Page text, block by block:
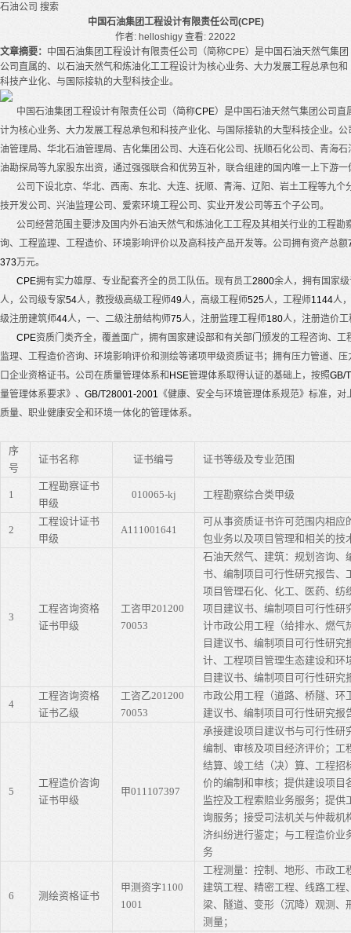
石油公司 搜索
中国石油集团工程设计有限责任公司(CPE)
作者: helloshigy 查看: 22022
文章摘要： 中国石油集团工程设计有限责任公司（简称CPE）是中国石油天然气集团
公司直属的、以石油天然气和炼油化工工程设计为核心业务、大力发展工程总承包和
科技产业化、与国际接轨的大型科技企业。
中国石油集团工程设计有限责任公司（简称CPE）是中国石油天然气集团公司
计为核心业务、大力发展工程总承包和科技产业化、与国际接轨的大型科技企业。
油管理局、华北石油管理局、吉化集团公司、大连石化公司、抚顺石化公司、青海
油勘探局等九家股东出资，通过强强联合和优势互补，联合组建的国内唯一上下游
公司下设北京、华北、西南、东北、大连、抚顺、青海、辽阳、岩土工程等九个
技开发公司、兴油监理公司、爱索环境工程公司、实业开发公司等五个子公司。
公司经营范围主要涉及国内外石油天然气和炼油化工工程及其相关行业的工程勘
询、工程监理、工程造价、环境影响评价以及高科技产品开发等。公司拥有资产总额
373万元。
CPE拥有实力雄厚、专业配套齐全的员工队伍。现有员工2800余人，拥有国家
人，公司级专家54人，教授级高级工程师49人，高级工程师525人，工程师1144人
级注册建筑师44人，一、二级注册结构师75人，注册监理工程师180人，注册造价工
CPE资质门类齐全，覆盖面广，拥有国家建设部和有关部门颁发的工程咨询、
监理、工程造价咨询、环境影响评价和测绘等诸项甲级资质证书；拥有压力管道、
口企业资格证书。公司在质量管理体系和 HSE管理体系取得认证的基础上，按照GB/
量管理体系要求》、 GB/T28001-2001 《健康、安全与环境管理体系规范》标准，
质量、职业健康安全和环境一体化的管理体系。
序
号
证书名称 证书编号 证书等级及专业范围
1
工程勘察证书
甲级
010065-kj 工程勘察综合类甲级
2
工程设计证书
甲级
A111001641
可从事资质证书许可范围内相应
包业务以及项目管理和相关的技
3
工程咨询资格
证书甲级
工咨甲201200
70053
石油天然气、建筑：规划咨询、
书、编制项目可行性研究报告、
项目管理石化、化工、医药、纺
项目建议书、编制项目可行性研
计市政公用工程（给排水、燃气
目建议书、编制项目可行性研究
计、工程项目管理生态建设和环
目建议书、编制项目可行性研究
4
工程咨询资格
证书乙级
工咨乙201200
70053
市政公用工程（道路、桥隧、环
建议书、编制项目可行性研究报
5
工程造价咨询
证书甲级
甲011107397
承接建设项目建议书与可行性研
编制、审核及项目经济评价；工
结算、竣工结（决）算、工程招
价的编制和审核；提供建设项目
监控及工程索赔业务服务；提供
询服务；接受司法机关与仲裁机
济纠纷进行鉴定；与工程造价业
务
6 测绘资格证书
甲测资字1100
1001
工程测量：控制、地形、市政工
建筑工程、精密工程、线路工程
梁、隧道、变形（沉降）观测、
测量；